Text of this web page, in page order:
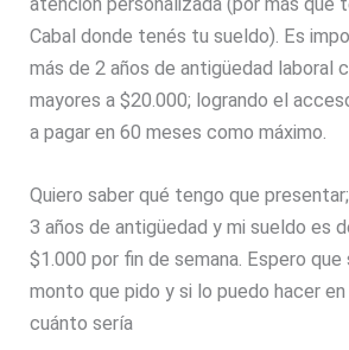
Cabal donde tenés tu sueldo). Es
más de 2 años de antigüedad laboral
mayores a $20.000; logrando el
a pagar en 60 meses como máximo.
Quiero saber qué tengo que
3 años de antigüedad y mi sueldo es
$1.000 por fin de semana. Espero que
monto que pido y si lo puedo hacer
cuánto sería